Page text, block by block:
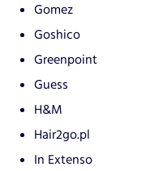
Gomez
Goshico
Greenpoint
Guess
H&M
Hair2go.pl
In Extenso